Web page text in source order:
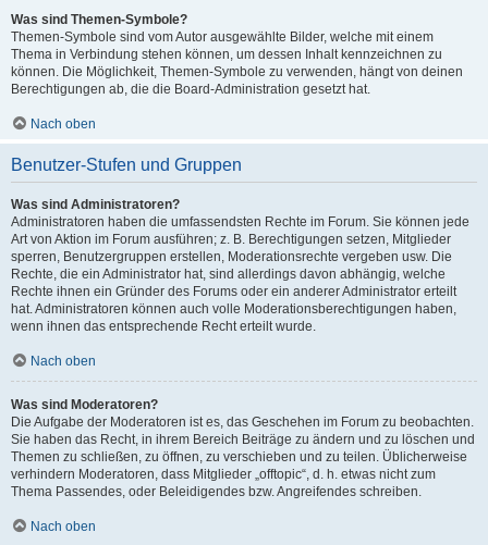
Was sind Themen-Symbole?
Themen-Symbole sind vom Autor ausgewählte Bilder, welche mit einem
Thema in Verbindung stehen können, um dessen Inhalt kennzeichnen zu
können. Die Möglichkeit, Themen-Symbole zu verwenden, hängt von deinen
Berechtigungen ab, die die Board-Administration gesetzt hat.
Nach oben
Benutzer-Stufen und Gruppen
Was sind Administratoren?
Administratoren haben die umfassendsten Rechte im Forum. Sie können jede
Art von Aktion im Forum ausführen; z. B. Berechtigungen setzen, Mitglieder
sperren, Benutzergruppen erstellen, Moderationsrechte vergeben usw. Die
Rechte, die ein Administrator hat, sind allerdings davon abhängig, welche
Rechte ihnen ein Gründer des Forums oder ein anderer Administrator erteilt
hat. Administratoren können auch volle Moderationsberechtigungen haben,
wenn ihnen das entsprechende Recht erteilt wurde.
Nach oben
Was sind Moderatoren?
Die Aufgabe der Moderatoren ist es, das Geschehen im Forum zu beobachten.
Sie haben das Recht, in ihrem Bereich Beiträge zu ändern und zu löschen und
Themen zu schließen, zu öffnen, zu verschieben und zu teilen. Üblicherweise
verhindern Moderatoren, dass Mitglieder „offtopic“, d. h. etwas nicht zum
Thema Passendes, oder Beleidigendes bzw. Angreifendes schreiben.
Nach oben